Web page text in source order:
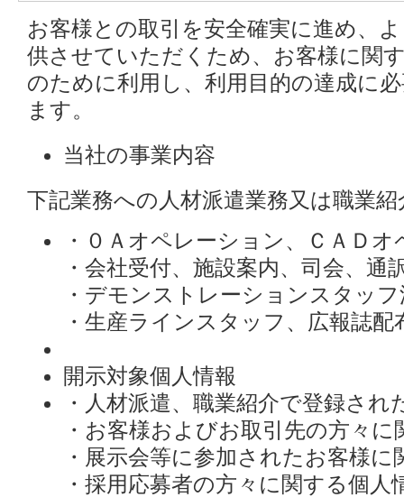
お客様との取引を安全確実に進め、
供させていただくため、お客様に関
のために利用し、利用目的の達成に
ます。
当社の事業内容
下記業務への人材派遣業務又は職業紹
・０Ａオペレーション、ＣＡＤ
・会社受付、施設案内、司会、通
・デモンストレーションスタッ
・生産ラインスタッフ、広報誌配
開示対象個人情報
・人材派遣、職業紹介で登録され
・お客様およびお取引先の方々に
・展示会等に参加されたお客様に
・採用応募者の方々に関する個人